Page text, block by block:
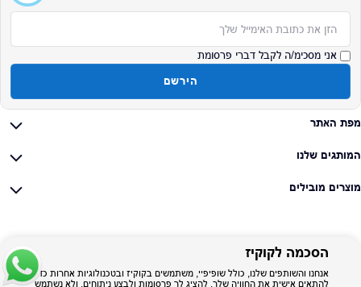
אני מסכימ/ה לקבל דברי פרסומת
הירשם
מפת האתר
המותגים שלנו
מוצרים מובילים
הסכמה לקוקיז
אנחנו והשותפים שלנו, כולל שופיפיי, משתמשים בקוקיז ובטכנולוגיות אחרות כדי
להתאים אישית את החוויה שלך, להציג לך פרסומות ולבצע ניתוחים, ולא נשתמש